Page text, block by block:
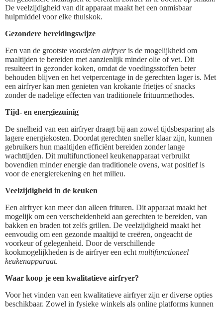
De veelzijdigheid van dit apparaat maakt het een onmisbaar
hulpmiddel voor elke thuiskok.
Gezondere bereidingswijze
Een van de grootste voordelen airfryeris de mogelijkheid om
maaltijden te bereiden met aanzienlijk minder olie of vet. Dit
resulteert in gezonder koken, omdat de voedingsstoffen beter
behouden blijven en het vetpercentage in de gerechten lager is. Met
een airfryer kan men genieten van krokante frietjes of snacks
zonder de nadelige effecten van traditionele frituurmethodes.
Tijd- en energiezuinig
De snelheid van een airfryer draagt bij aan zowel tijdsbesparing als
lagere energiekosten. Doordat gerechten sneller klaar zijn, kunnen
gebruikers hun maaltijden efficiënt bereiden zonder lange
wachttijden. Dit multifunctioneel keukenapparaat verbruikt
bovendien minder energie dan traditionele ovens, wat positief is
voor de energierekening en het milieu.
Veelzijdigheid in de keuken
Een airfryer kan meer dan alleen frituren. Dit apparaat maakt het
mogelijk om een verscheidenheid aan gerechten te bereiden, van
bakken en braden tot zelfs grillen. De veelzijdigheid maakt het
eenvoudig om een gezonde maaltijd te creëren, ongeacht de
voorkeur of gelegenheid. Door de verschillende
kookmogelijkheden is de airfryer een echt multifunctioneel
keukenapparaat.
Waar koop je een kwalitatieve airfryer?
Voor het vinden van een kwalitatieve airfryer zijn er diverse opties
beschikbaar. Zowel in fysieke winkels als online platforms kunnen